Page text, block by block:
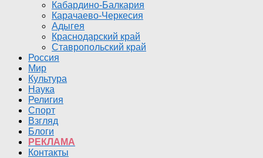
Кабардино-Балкария
Карачаево-Черкесия
Адыгея
Краснодарский край
Ставропольский край
Россия
Мир
Культура
Наука
Религия
Спорт
Взгляд
Блоги
РЕКЛАМА
Контакты